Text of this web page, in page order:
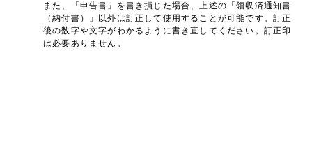
また、「申告書」を書き損じた場合、上述の「領収済通知書
（納付書）」以外は訂正して使用することが可能です。訂正
後の数字や文字がわかるように書き直してください。訂正印
は必要ありません。